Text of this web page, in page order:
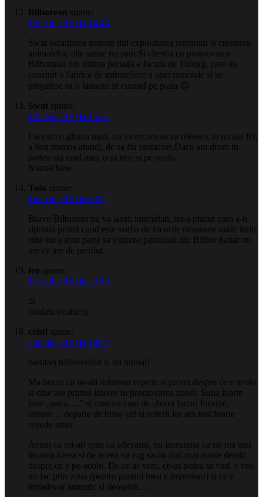
Bilborean spune:
10 mai, 2010 la 14:48
Swat localitatea traieste din exploatarea lemnului si cresterea
animalelor, alte sanse nu sunt.Si chestia cu promovarea
Bilborului din ultima periada e facuta de Tuborg, care au
constuit o fabrica de imbuteliere a apei minerale si se
pregatesc sa o lanseze in curand pe piata 😉
Swat spune:
10 mai, 2010 la 15:31
Faceam o gluma man, nu incercam sa va ofensez in niciun fel,
a fost frumos atunci, dc sa fiu rautacios.Daca am drum in
partea aia anul asta, o sa trec si pe acolo.
Numai bine
Toto spune:
14 mai, 2010 la 8:05
Bravo Bilboreni nu va lasati intimidati, mi-a placut cum a-ti
ripostat promt cand este vorba de locurile minunate unde traiti,
cine nu a avut parte sa viziteze paradisul din Bilbor habar nu
are ce are de pierdut.
teo spune:
17 mai, 2010 la 22:59
:S
ciudata treaba:))
cristi spune:
3 iunie, 2010 la 18:54
Salutari bilborenilor si nu numai!
Ma bucur ca ne-ati informat repede si promt despre ce e acolo
si cine are primul interes in promovarea zonei. Suna foarte
bine „oaza….” si cum eu caut de obicei locuri linistite,
retrase… departe de bmw-uri si soferii lor am fost foarte
repede atras.
Acum ca mi-ati spus ca adevarul, nu inseamna ca nu ma mai
incanta ideea si de aceea va rog sa-mi dati mai multe detalii
despre ce e pe-acolo. De ce as veni, ce-as putea sa vad, e vre-
un lac prin zona (pentru pustiul meu e important) si ce e
intradevar autentic si deosebit….